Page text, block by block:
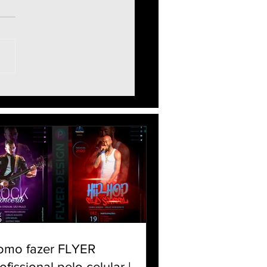
DUAL FOTO Flores &
| Como juntar duas
| Flowers Smoke Neon
PicsArt app
fazer FLYER